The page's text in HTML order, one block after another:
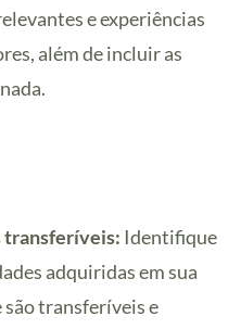
e experiências
além de incluir as
transferíveis: Identifique
adquiridas em sua
transferíveis e